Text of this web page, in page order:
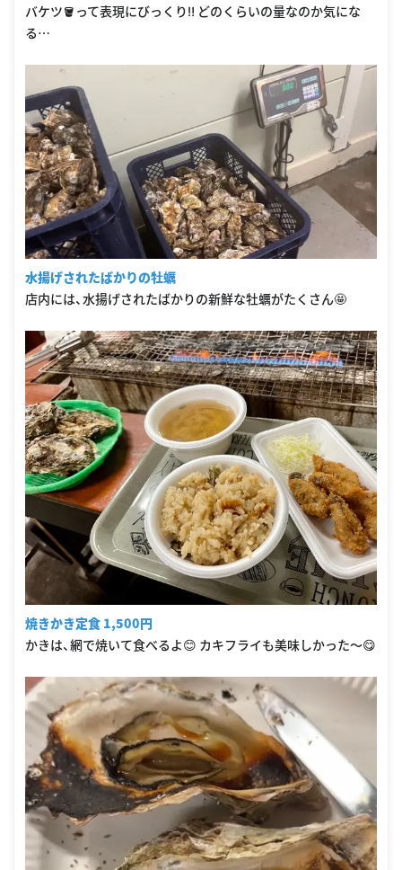
バケツ🪣って表現にびっくり‼️ どのくらいの量なのか気にな
る…
水揚げされたばかりの牡蠣
店内には、水揚げされたばかりの新鮮な牡蠣がたくさん🤩
焼きかき定食 1,500円
かきは、網で焼いて食べるよ😊 カキフライも美味しかった〜😋